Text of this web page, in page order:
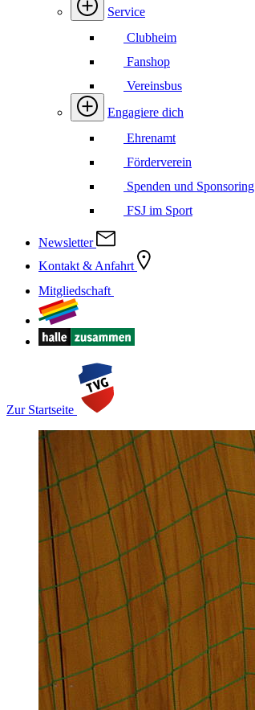
Service
Clubheim
Fanshop
Vereinsbus
Engagiere dich
Ehrenamt
Förderverein
Spenden und Sponsoring
FSJ im Sport
Newsletter
Kontakt & Anfahrt
Mitgliedschaft
Zur Startseite